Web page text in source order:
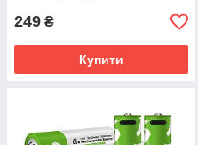
249 ₴
Купити